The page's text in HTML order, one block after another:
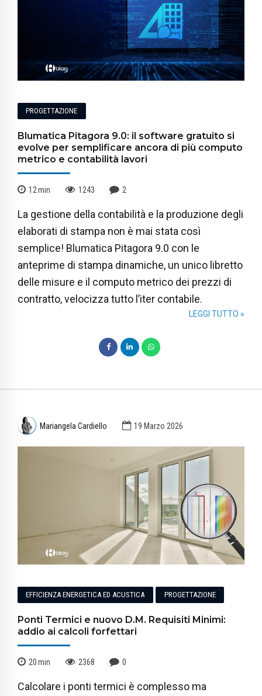
PROGETTAZIONE
Blumatica Pitagora 9.0: il software gratuito si
evolve per semplificare ancora di più computo
metrico e contabilità lavori
12min 1243 2
La gestione della contabilità e la produzione degli
elaborati di stampa non è mai stata così
semplice! Blumatica Pitagora 9.0 con le
anteprime di stampa dinamiche, un unico libretto
delle misure e il computo metrico dei prezzi di
contratto, velocizza tutto l’iter contabile.
LEGGI TUTTO »
Mariangela Cardiello 19 Marzo 2026
EFFICIENZA ENERGETICA ED ACUSTICA PROGETTAZIONE
Ponti Termici e nuovo D.M. Requisiti Minimi:
addio ai calcoli forfettari
20min 2368 0
Calcolare i ponti termici è complesso ma